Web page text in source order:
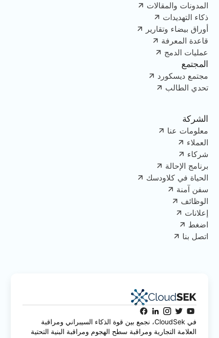
المدونات والمقالات
ذكاء التهديدات
أوراق بيضاء وتقارير
قاعدة المعرفة
عمليات الدمج
المجتمع
مجتمع ديسكورد
تحدي الطالب
الشركة
معلومات عنا
العملاء
شركاء
برنامج الإحالة
الحياة في كلاودسك
سفن آمنة
الوظائف
إعلانات
اضغط
اتصل بنا
في CloudSek، نجمع بين قوة الذكاء السيبراني ومراقبة
العلامة التجارية ومراقبة سطح الهجوم ومراقبة البنية التحتية